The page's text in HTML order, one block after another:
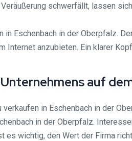
schwerfällt, lassen
Eschenbach in der Oberpfalz.
anzubieten. Ein klarer
auf
in Eschenbach in der
in der Oberpfalz.
wichtig, den Wert der Firma